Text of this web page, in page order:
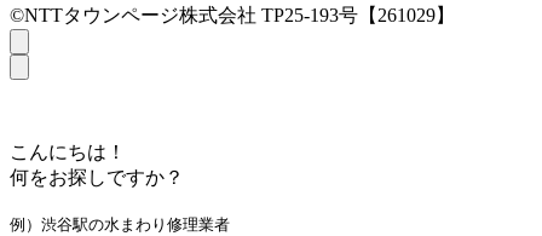
©NTTタウンページ株式会社 TP25-193号【261029】
こんにちは！
何をお探しですか？
例）渋谷駅の水まわり修理業者